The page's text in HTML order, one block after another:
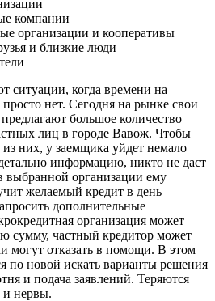
компании
организации и кооперативы
и близкие люди
ситуации, когда времени на
нет. Сегодня на рынке свои
большое количество
лиц в городе Вавож. Чтобы
них, у заемщика уйдет немало
информацию, никто не даст
выбранной организации ему
желаемый кредит в день
дополнительные
организация может
сумму, частный кредитор может
могут отказать в помощи. В этом
по новой искать варианты решения
и подача заявлений. Теряются
и нервы.